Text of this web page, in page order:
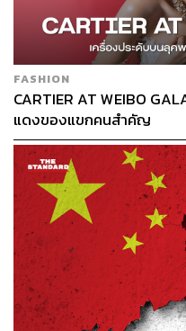
FASHION
CARTIER AT WEIBO
แดงของแขกคนสำคัญ